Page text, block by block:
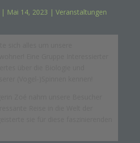
| Mai 14, 2023 | Veranstaltungen